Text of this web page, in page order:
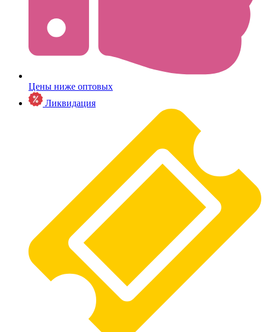
Цены ниже оптовых
Ликвидация